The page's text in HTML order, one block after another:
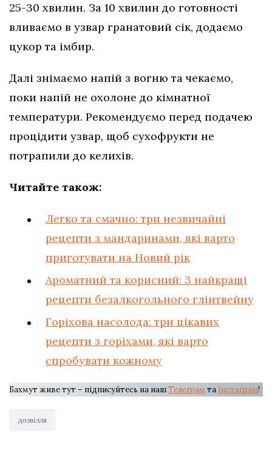
25-30 хвилин. За 10 хвилин до готовності
вливаємо в узвар гранатовий сік, додаємо
цукор та імбир.
Далі знімаємо напій з вогню та чекаємо,
поки напій не охолоне до кімнатної
температури. Рекомендуємо перед подачею
процідити узвар, щоб сухофрукти не
потрапили до келихів.
Читайте також:
Легко та смачно: три незвичайні
рецепти з мандаринами, які варто
приготувати на Новий рік
Ароматний та корисний: 3 найкращі
рецепти безалкогольного глінтвейну
Горіхова насолода: три цікавих
рецепти з горіхами, які варто
спробувати кожному
Бахмут живе тут – підписуйтесь на нашТелеграм та Інстаграм!
дозвілля